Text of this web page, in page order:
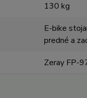
130 kg
E-bike
predné a
Zeray FP-